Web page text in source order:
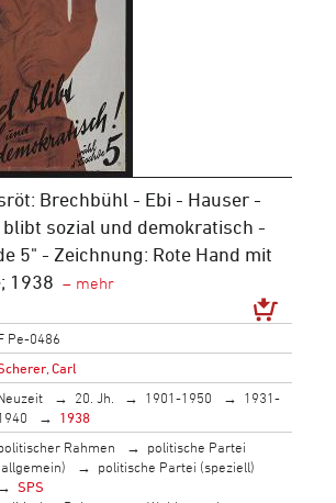
Brechbühl - Ebi - Hauser -
blibt sozial und demokratisch -
5" - Zeichnung: Rote Hand mit
1938
Pe-0486
Carl
20. Jh. 1901-1950
1931-
1938
Rahmen
politische Partei
politische Partei (speziell)
SPS